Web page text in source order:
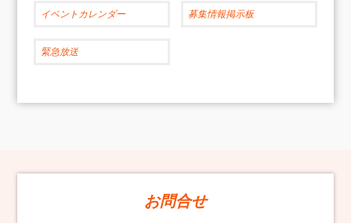
イベントカレンダー 募集情報掲示板
緊急放送
お問合せ